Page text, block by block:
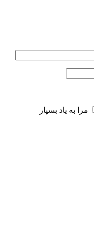
مرا به یاد بسپار